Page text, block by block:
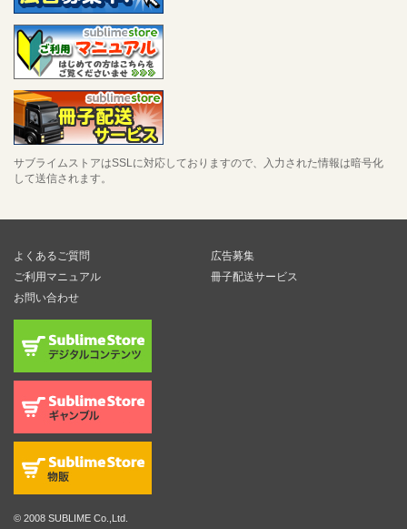
サブライムストアはSSLに対応しておりますので、入力された情報は暗号化
して送信されます。
よくあるご質問
ご利用マニュアル
お問い合わせ
広告募集
冊子配送サービス
© 2008 SUBLIME Co.,Ltd.